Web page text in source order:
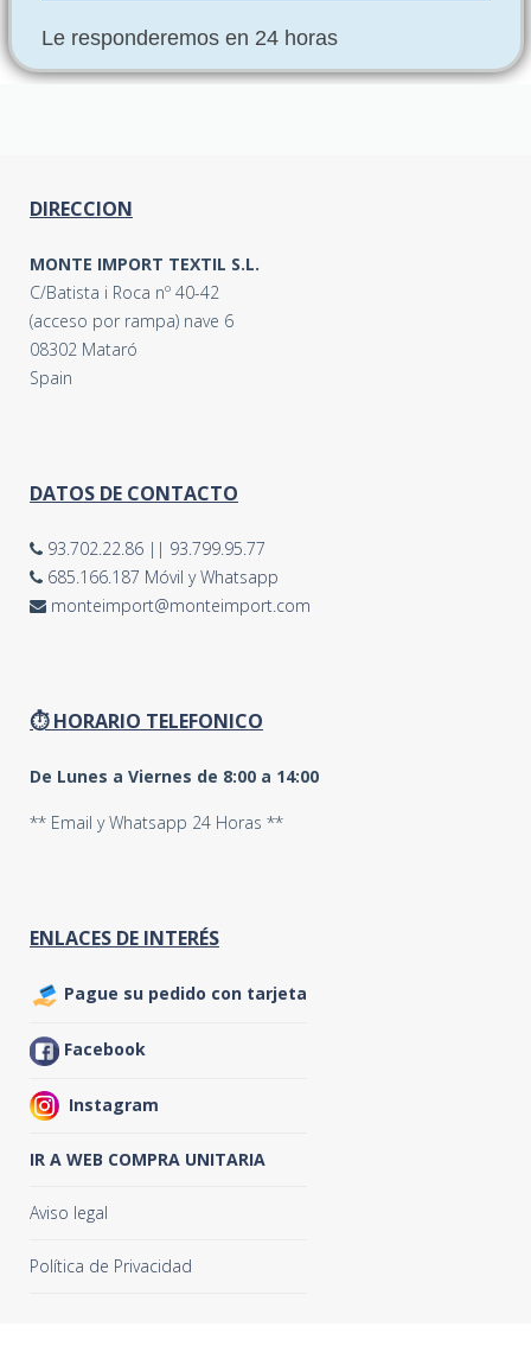
Le responderemos en 24 horas
DIRECCION
MONTE IMPORT TEXTIL S.L.
C/Batista i Roca nº 40-42
(acceso por rampa) nave 6
08302 Mataró
Spain
DATOS DE CONTACTO
93.702.22.86 || 93.799.95.77
685.166.187 Móvil y Whatsapp
monteimport@monteimport.com
⏱ HORARIO TELEFONICO
De Lunes a Viernes de 8:00 a 14:00
** Email y Whatsapp 24 Horas **
ENLACES DE INTERÉS
Pague su pedido con tarjeta
Facebook
Instagram
IR A WEB COMPRA UNITARIA
Aviso legal
Política de Privacidad